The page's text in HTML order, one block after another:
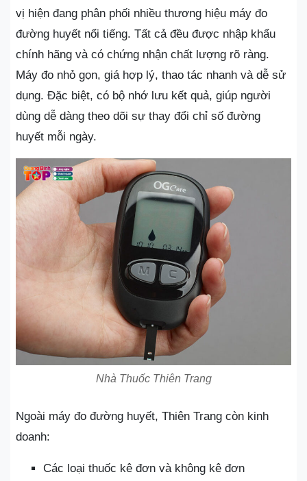
vị hiện đang phân phối nhiều thương hiệu máy đo
đường huyết nổi tiếng. Tất cả đều được nhập khẩu
chính hãng và có chứng nhận chất lượng rõ ràng.
Máy đo nhỏ gọn, giá hợp lý, thao tác nhanh và dễ sử
dụng. Đặc biệt, có bộ nhớ lưu kết quả, giúp người
dùng dễ dàng theo dõi sự thay đổi chỉ số đường
huyết mỗi ngày.
Nhà Thuốc Thiên Trang
Ngoài máy đo đường huyết, Thiên Trang còn kinh
doanh:
Các loại thuốc kê đơn và không kê đơn